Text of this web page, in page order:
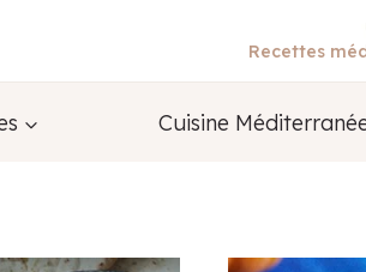
Recettes
Cuisine